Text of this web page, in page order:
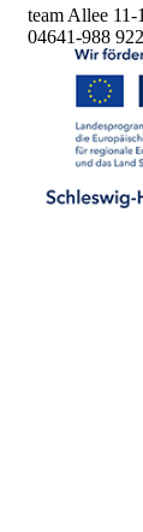
team Allee 11-
04641-988 922